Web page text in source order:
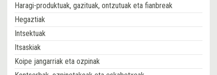
Haragi-produktuak, gazituak, ontzutuak eta fianbreak
Hegaztiak
Intsektuak
Itsaskiak
Koipe jangarriak eta ozpinak